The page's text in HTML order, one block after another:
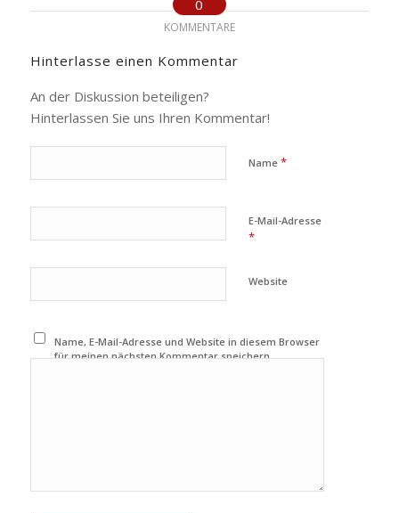
0
KOMMENTARE
Hinterlasse einen Kommentar
An der Diskussion beteiligen?
Hinterlassen Sie uns Ihren Kommentar!
Name *
E-Mail-Adresse
*
Website
Name, E-Mail-Adresse und Website in diesem Browser
für meinen nächsten Kommentar speichern.